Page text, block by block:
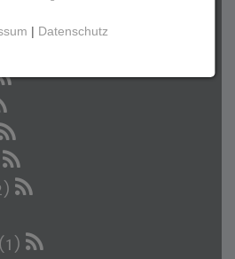
| Datenschutz